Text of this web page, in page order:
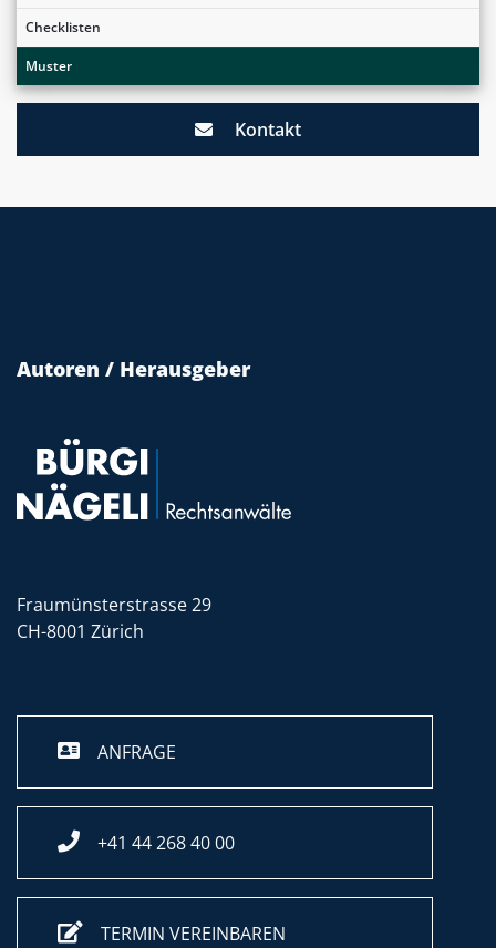
Checklisten
Muster
Kontakt
Autoren / Herausgeber
Fraumünsterstrasse 29
CH-8001 Zürich
ANFRAGE
+41 44 268 40 00
TERMIN VEREINBAREN